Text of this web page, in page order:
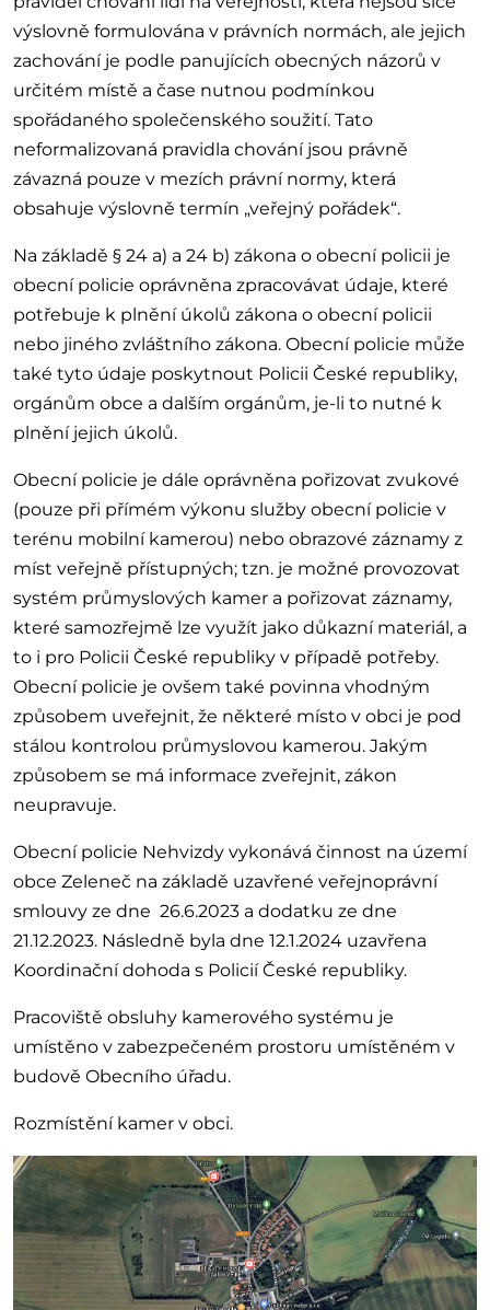
výslovně formulována v právních normách, ale jejich
zachování je podle panujících obecných názorů v
určitém místě a čase nutnou podmínkou
spořádaného společenského soužití. Tato
neformalizovaná pravidla chování jsou právně
závazná pouze v mezích právní normy, která
obsahuje výslovně termín „veřejný pořádek“.
Na základě § 24 a) a 24 b) zákona o obecní policii je
obecní policie oprávněna zpracovávat údaje, které
potřebuje k plnění úkolů zákona o obecní policii
nebo jiného zvláštního zákona. Obecní policie může
také tyto údaje poskytnout Policii České republiky,
orgánům obce a dalším orgánům, je-li to nutné k
plnění jejich úkolů.
Obecní policie je dále oprávněna pořizovat zvukové
(pouze při přímém výkonu služby obecní policie v
terénu mobilní kamerou) nebo obrazové záznamy z
míst veřejně přístupných; tzn. je možné provozovat
systém průmyslových kamer a pořizovat záznamy,
které samozřejmě lze využít jako důkazní materiál, a
to i pro Policii České republiky v případě potřeby.
Obecní policie je ovšem také povinna vhodným
způsobem uveřejnit, že některé místo v obci je pod
stálou kontrolou průmyslovou kamerou. Jakým
způsobem se má informace zveřejnit, zákon
neupravuje.
Obecní policie Nehvizdy vykonává činnost na území
obce Zeleneč na základě uzavřené veřejnoprávní
smlouvy ze dne 26.6.2023 a dodatku ze dne
21.12.2023. Následně byla dne 12.1.2024 uzavřena
Koordinační dohoda s Policií České republiky.
Pracoviště obsluhy kamerového systému je
umístěno v zabezpečeném prostoru umístěném v
budově Obecního úřadu.
Rozmístění kamer v obci.